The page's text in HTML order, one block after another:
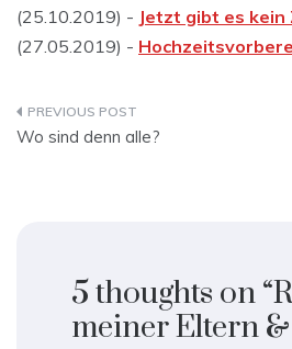
(25.10.2019) - Jetzt gibt es kein
(27.05.2019) -
Beitragsnavigation
Wo sind denn alle?
5 thoughts on “
meiner Eltern